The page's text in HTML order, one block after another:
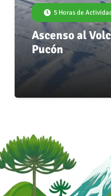
5 Horas de
Ascenso al
Pucón